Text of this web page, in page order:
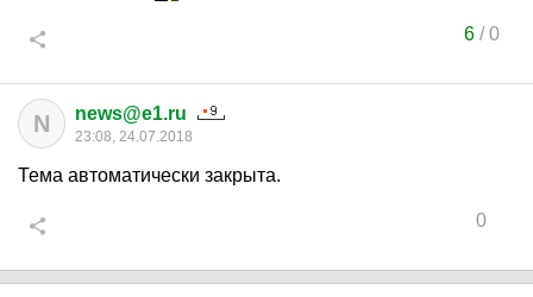
6/0
N news@e1.ru
23:08, 24.07.2018
Тема автоматически закрыта.
0